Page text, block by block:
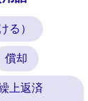
る）
償却
上返済